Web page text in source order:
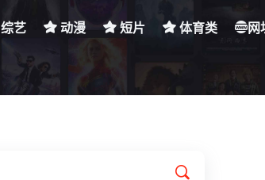
综艺 动漫 短片 体育类 网
我的